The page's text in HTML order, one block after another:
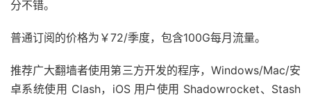
分不错。
普通订阅的价格为￥72/季度，包含100G每月流量。
推荐广大翻墙者使用第三方开发的程序，Windows/Mac/安
卓系统使用 Clash，iOS 用户使用 Shadowrocket、Stash